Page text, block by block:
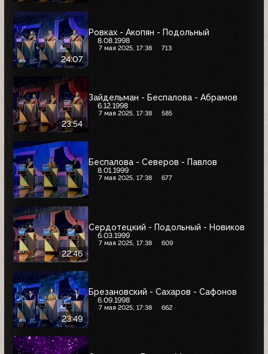
24:07
Ровках - Акопян - Подольный
8.08.1998
7 мая 2025, 17:38 713
23:54
Зайдельман - Беспалова - Абрамов
6.12.1998
7 мая 2025, 17:38 585
Беспалова - Северов - Павлов
8.01.1999
7 мая 2025, 17:38 677
22:46
Сердотецкий - Подольный - Новиков
6.03.1999
7 мая 2025, 17:38 609
23:49
Брезановский - Сахаров - Сафонов
6.09.1998
7 мая 2025, 17:38 662